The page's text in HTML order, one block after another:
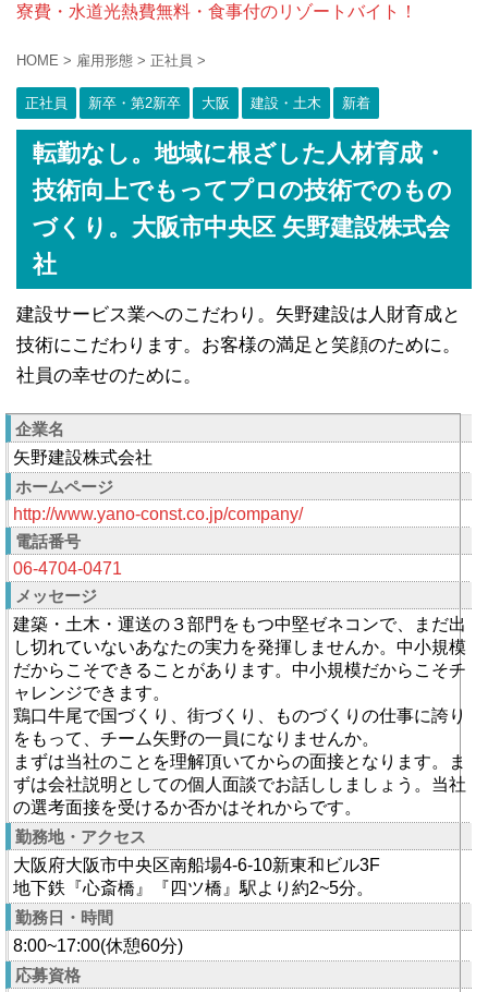
寮費・水道光熱費無料・食事付のリゾートバイト！
HOME > 雇用形態 > 正社員 >
正社員 新卒・第2新卒 大阪 建設・土木 新着
転勤なし。地域に根ざした人材育成・
技術向上でもってプロの技術でのもの
づくり。大阪市中央区 矢野建設株式会
社
建設サービス業へのこだわり。矢野建設は人財育成と
技術にこだわります。お客様の満足と笑顔のために。
社員の幸せのために。
企業名
矢野建設株式会社
ホームページ
http://www.yano-const.co.jp/company/
電話番号
06-4704-0471
メッセージ
建築・土木・運送の３部門をもつ中堅ゼネコンで、まだ出
し切れていないあなたの実力を発揮しませんか。中小規模
だからこそできることがあります。中小規模だからこそチ
ャレンジできます。
鶏口牛尾で国づくり、街づくり、ものづくりの仕事に誇り
をもって、チーム矢野の一員になりませんか。
まずは当社のことを理解頂いてからの面接となります。ま
ずは会社説明としての個人面談でお話ししましょう。当社
の選考面接を受けるか否かはそれからです。
勤務地・アクセス
大阪府大阪市中央区南船場4-6-10新東和ビル3F
地下鉄『心斎橋』『四ツ橋』駅より約2~5分。
勤務日・時間
8:00~17:00(休憩60分)
応募資格